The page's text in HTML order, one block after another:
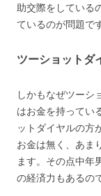
助交際をしている
ているのが問題で
ツーショットダ
しかもなぜツーシ
はお金を持ってい
ットダイヤルの方
お金は無く、あま
ます。その点中年
の経済力もあるの